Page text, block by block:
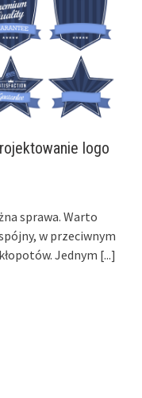
logo
sprawa. Warto
w przeciwnym
Jednym [...]